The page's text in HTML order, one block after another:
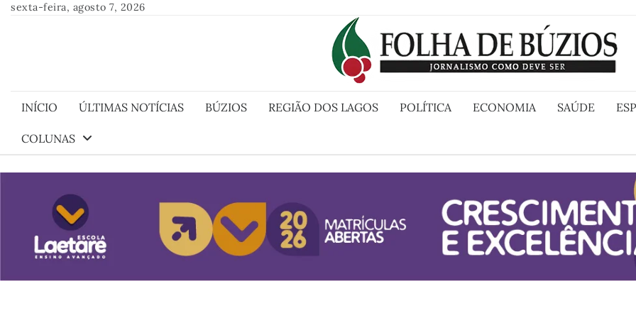
Skipsexta-feira, agosto 7, 2026
INÍCIO ÚLTIMAS NOTÍCIAS BÚZIOS REGIÃO DOS LAGOS POLÍTICA ECONOMIA SAÚDE
COLUNAS